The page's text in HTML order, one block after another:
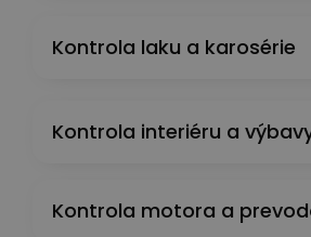
Kontrola laku a karosérie
Kontrola interiéru a
Kontrola motora a